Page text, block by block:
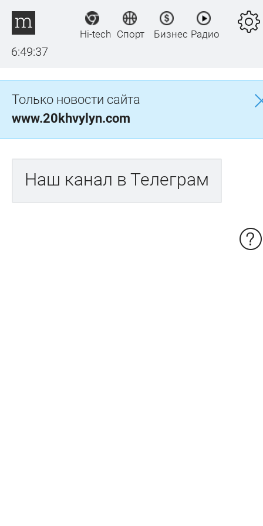
6:49:37
Hi-tech Спорт Бизнес Радио
Только новости сайта
www.20khvylyn.com
Наш канал в Телеграм